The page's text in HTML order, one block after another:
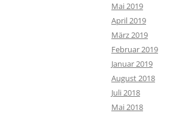
Mai 2019
April 2019
März 2019
Februar 2019
Januar 2019
August 2018
Juli 2018
Mai 2018